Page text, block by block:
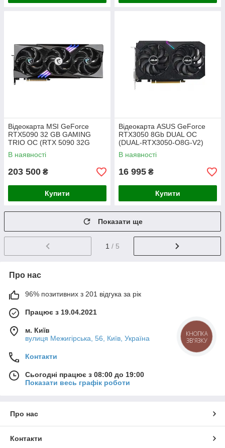
Відеокарта MSI GeForce
RTX5090 32 GB GAMING
TRIO OC (RTX 5090 32G
GAMING TRIO OC)
В наявності
203 500 ₴
Купити
Відеокарта ASUS GeForce
RTX3050 8Gb DUAL OC
(DUAL-RTX3050-O8G-V2)
В наявності
16 995 ₴
Купити
Показати ще
1 / 5
Про нас
96% позитивних з 201 відгука за рік
Працює з 19.04.2021
м. Київ
вулиця Межигірська, 56, Київ, Україна
Контакти
Сьогодні працює з 08:00 до 19:00
Показати весь графік роботи
Про нас
Контакти
КНОПКА
ЗВ'ЯЗКУ